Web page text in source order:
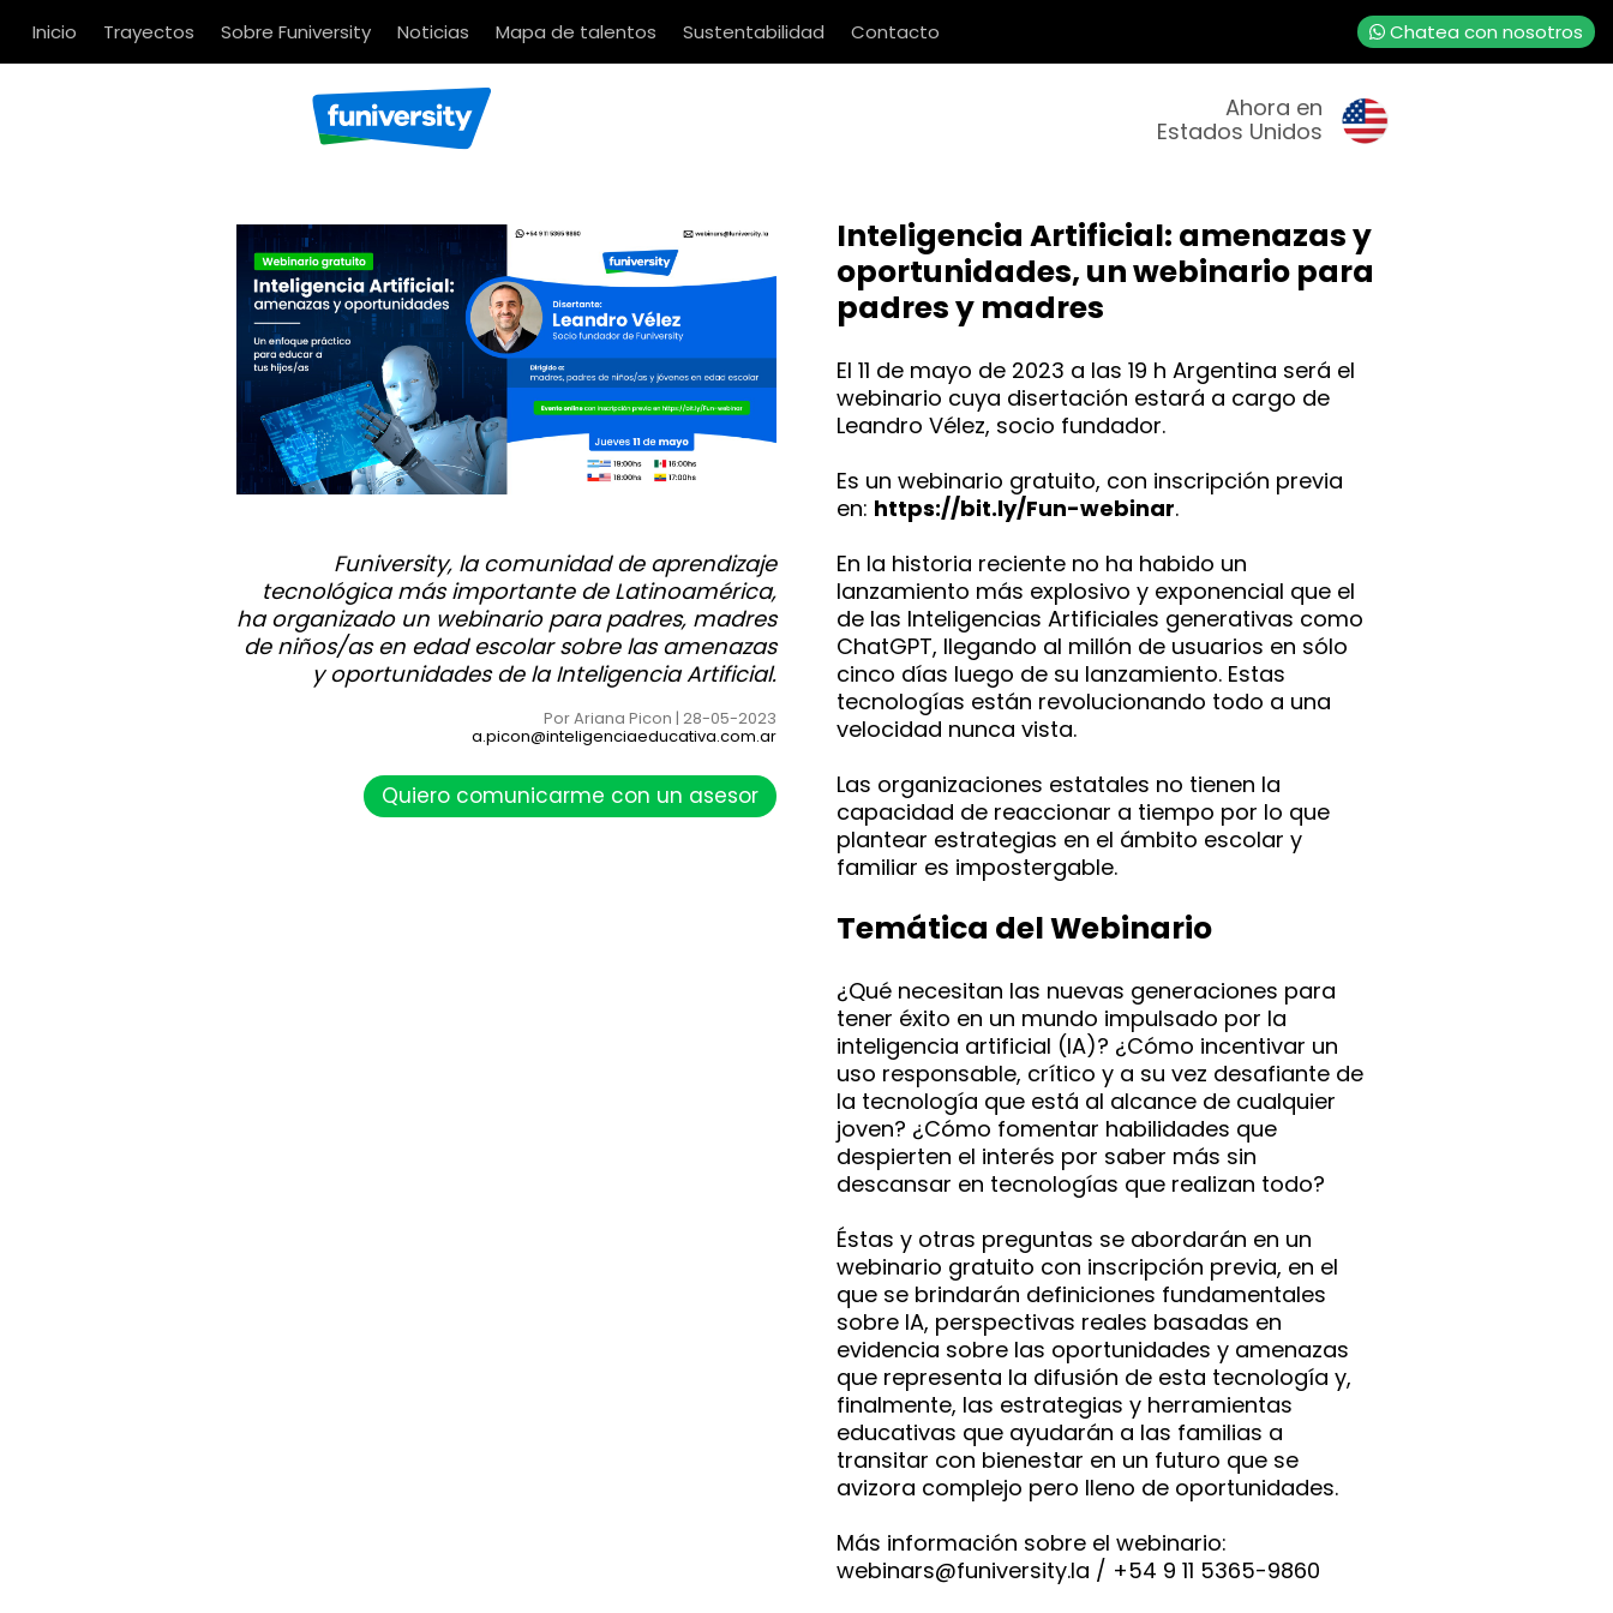
Inicio Trayectos Sobre Funiversity Noticias Mapa de talentos Sustentabilidad Contacto Chatea con nosotros
Ahora en
Estados Unidos
Funiversity, la comunidad de aprendizaje
tecnológica más importante de Latinoamérica,
ha organizado un webinario para padres, madres
de niños/as en edad escolar sobre las amenazas
y oportunidades de la Inteligencia Artificial.
Por Ariana Picon | 28-05-2023
a.picon@inteligenciaeducativa.com.ar
Quiero comunicarme con un asesor
Inteligencia Artificial: amenazas y
oportunidades, un webinario para
padres y madres
El 11 de mayo de 2023 a las 19 h Argentina será el
webinario cuya disertación estará a cargo de
Leandro Vélez, socio fundador.
Es un webinario gratuito, con inscripción previa
en: https://bit.ly/Fun-webinar.
En la historia reciente no ha habido un
lanzamiento más explosivo y exponencial que el
de las Inteligencias Artificiales generativas como
ChatGPT, llegando al millón de usuarios en sólo
cinco días luego de su lanzamiento. Estas
tecnologías están revolucionando todo a una
velocidad nunca vista.
Las organizaciones estatales no tienen la
capacidad de reaccionar a tiempo por lo que
plantear estrategias en el ámbito escolar y
familiar es impostergable.
Temática del Webinario
¿Qué necesitan las nuevas generaciones para
tener éxito en un mundo impulsado por la
inteligencia artificial (IA)? ¿Cómo incentivar un
uso responsable, crítico y a su vez desafiante de
la tecnología que está al alcance de cualquier
joven? ¿Cómo fomentar habilidades que
despierten el interés por saber más sin
descansar en tecnologías que realizan todo?
Éstas y otras preguntas se abordarán en un
webinario gratuito con inscripción previa, en el
que se brindarán definiciones fundamentales
sobre IA, perspectivas reales basadas en
evidencia sobre las oportunidades y amenazas
que representa la difusión de esta tecnología y,
finalmente, las estrategias y herramientas
educativas que ayudarán a las familias a
transitar con bienestar en un futuro que se
avizora complejo pero lleno de oportunidades.
Más información sobre el webinario:
webinars@funiversity.la / +54 9 11 5365-9860